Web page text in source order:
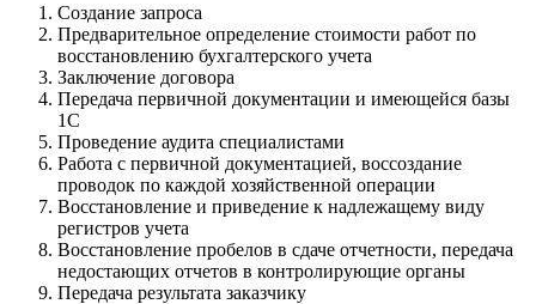
Создание запроса
Предварительное определение стоимости работ по
восстановлению бухгалтерского учета
Заключение договора
Передача первичной документации и имеющейся базы
1С
Проведение аудита специалистами
Работа с первичной документацией, воссоздание
проводок по каждой хозяйственной операции
Восстановление и приведение к надлежащему виду
регистров учета
Восстановление пробелов в сдаче отчетности, передача
недостающих отчетов в контролирующие органы
Передача результата заказчику